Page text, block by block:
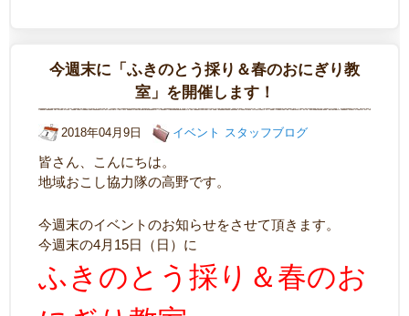
今週末に「ふきのとう採り＆春のおにぎり教
室」を開催します！
2018年04月9日 イベント スタッフブログ
皆さん、こんにちは。
地域おこし協力隊の高野です。
今週末のイベントのお知らせをさせて頂きます。
今週末の4月15日（日）に
ふきのとう採り＆春のお